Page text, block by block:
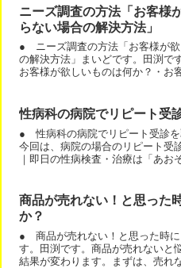
ニーズ調査の方法「お客様
らない場合の解決方法」
● ニーズ調査の方法「お客様が
の解決方法」まいどです。田渕で
お客様が欲しいものは何か？・お
性病科の病院でリピート受
● 性病科の病院でリピート受診を
今回は、病院の場合のリピート受
｜即日の性病検査・治療は「あお
商品が売れない！と思った
か？
● 商品が売れない！と思った時
す。田渕です。商品が売れないと
結果が変わります。まずは、売れ